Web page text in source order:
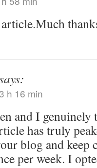
h 16 min
and I genuinely
has truly
blog and keep
per week. I